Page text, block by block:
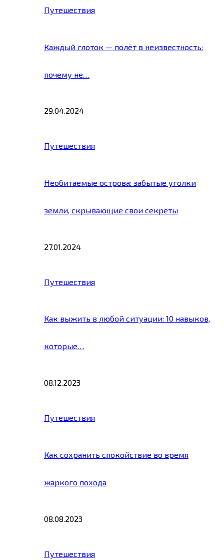
Путешествия
Каждый глоток — полёт в неизвестность:
почему не…
29.04.2024
Путешествия
Необитаемые острова: забытые уголки
земли, скрывающие свои секреты
27.01.2024
Путешествия
Как выжить в любой ситуации: 10 навыков,
которые…
08.12.2023
Путешествия
Как сохранить спокойствие во время
жаркого похода
08.08.2023
Путешествия